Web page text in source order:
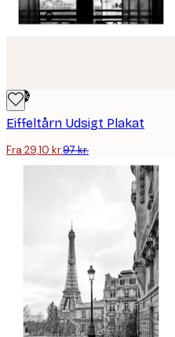
-70%
Eiffeltårn Udsigt Plakat
Fra 29,10 kr.97 kr.